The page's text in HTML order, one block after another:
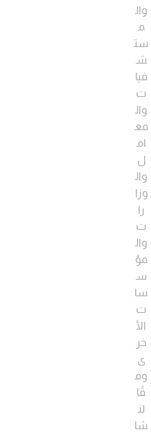
وال
م
ست
ش
فيا
ت
وال
مع
ام
ل
وال
وزا
را
ت
وال
مؤ
س
سا
ت
الأ
خر
ى
وف
قًا
لن
شا